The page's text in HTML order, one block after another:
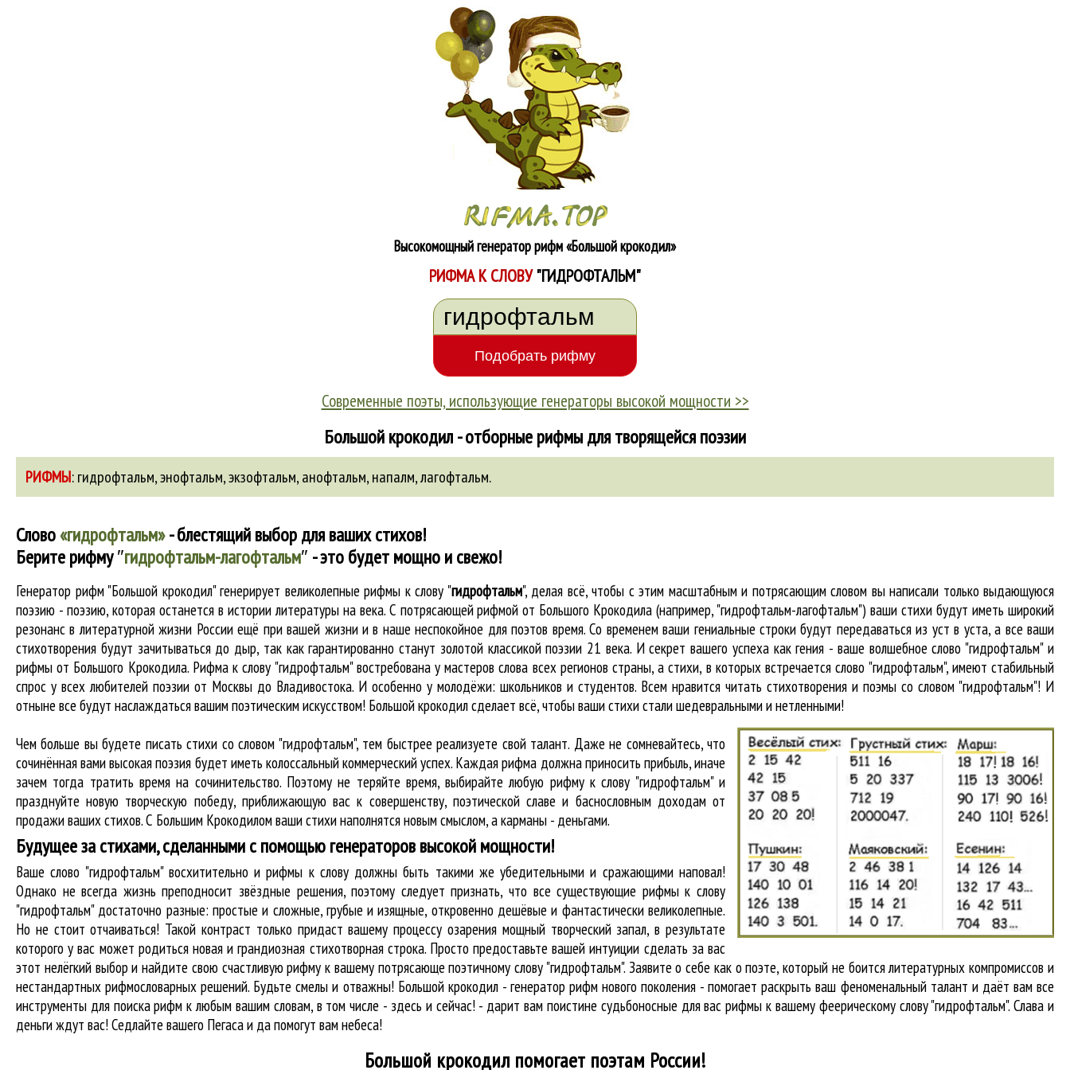
Высокомощный генератор рифм«Большой крокодил»
РИФМА К СЛОВУ"ГИДРОФТАЛЬМ"
Современные поэты, использующие генераторы высокой мощности >>
Большой крокодил - отборные рифмы для творящейся поэзии
РИФМЫ:гидрофтальм,энофтальм,экзофтальм,анофтальм,напалм,лагофтальм.
Слово«гидрофтальм»- блестящий выбор для ваших стихов!
Берите рифму″гидрофтальм-лагофтальм″ - это будет мощно и свежо!
Генератор рифм "Большой крокодил" генерирует великолепные рифмы к слову "гидрофтальм", делая всё, чтобы с этим масштабным и потрясающим словом вы написали только выдающуюся
поэзию - поэзию, которая останется в истории литературы на века. С потрясающей рифмой от Большого Крокодила (например, "гидрофтальм-лагофтальм") ваши стихи будут иметь широкий
резонанс в литературной жизни России ещё при вашей жизни и в наше неспокойное для поэтов время. Со временем ваши гениальные строки будут передаваться из уст в уста, а все ваши
стихотворения будут зачитываться до дыр, так как гарантированно станут золотой классикой поэзии 21 века. И секрет вашего успеха как гения - ваше волшебное слово "гидрофтальм" и
рифмы от Большого Крокодила. Рифма к слову "гидрофтальм" востребована у мастеров слова всех регионов страны, а стихи, в которых встречаетсяслово "гидрофтальм", имеют стабильный
спрос у всех любителей поэзии от Москвы до Владивостока. И особенно у молодёжи: школьников и студентов. Всем нравится читать стихотворения и поэмы со словом "гидрофтальм"! И
отныне все будут наслаждаться вашим поэтическим искусством! Большой крокодил cделает всё, чтобы ваши стихи стали шедевральными и нетленными!
Чем больше вы будете писать стихи со словом "гидрофтальм", тем быстрее реализуете свой талант. Даже не сомневайтесь, что
сочинённая вами высокая поэзия будет иметь колоссальный коммерческий успех. Каждая рифма должна приносить прибыль, иначе
зачем тогда тратить время на сочинительство. Поэтому не теряйте время, выбирайте любую рифму к слову "гидрофтальм" и
празднуйте новую творческую победу, приближающую вас к совершенству, поэтической славе и баснословным доходам от
продажи ваших стихов. С Большим Крокодилом ваши стихи наполнятся новым смыслом, а карманы - деньгами.
Будущее за стихами, сделанными с помощью генераторов высокой мощности!
Ваше слово "гидрофтальм" восхитительно и рифмы к слову должны быть такими же убедительными и сражающими наповал!
Однако не всегда жизнь преподносит звёздные решения, поэтому следует признать, что все существующие рифмы к слову
"гидрофтальм" достаточно разные: простые и сложные, грубые и изящные, откровенно дешёвые и фантастически великолепные.
Но не стоит отчаиваться! Такой контраст только придаст вашему процессу озарения мощный творческий запал, в результате
которого у вас может родиться новая и грандиозная стихотворная строка. Просто предоставьте вашей интуиции сделать за вас
этот нелёгкий выбор и найдите свою счастливую рифму к вашему потрясающе поэтичному слову "гидрофтальм". Заявите о себе как о поэте, который не боится литературных компромиссов и
нестандартных рифмословарных решений. Будьте смелы и отважны! Большой крокодил - генератор рифм нового поколения - помогает раскрыть ваш феноменальный талант и даёт вам все
инструменты для поиска рифм к любым вашим словам, в том числе - здесь и сейчас! - дарит вам поистине судьбоносные для вас рифмы к вашему феерическому слову "гидрофтальм". Слава и
деньги ждут вас! Седлайте вашего Пегаса и да помогут вам небеса!
Большой крокодил помогает поэтам России!